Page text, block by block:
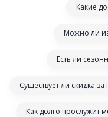
Какие
Можно ли
Есть ли
Существует ли скидка
Как долго прослужит